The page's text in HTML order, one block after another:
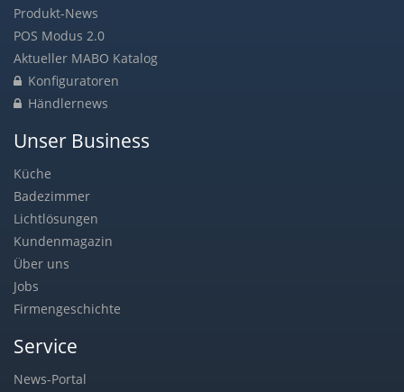
Produkt-News
POS Modus 2.0
Aktueller MABO Katalog
Konfiguratoren
Händlernews
Unser Business
Küche
Badezimmer
Lichtlösungen
Kundenmagazin
Über uns
Jobs
Firmengeschichte
Service
News-Portal